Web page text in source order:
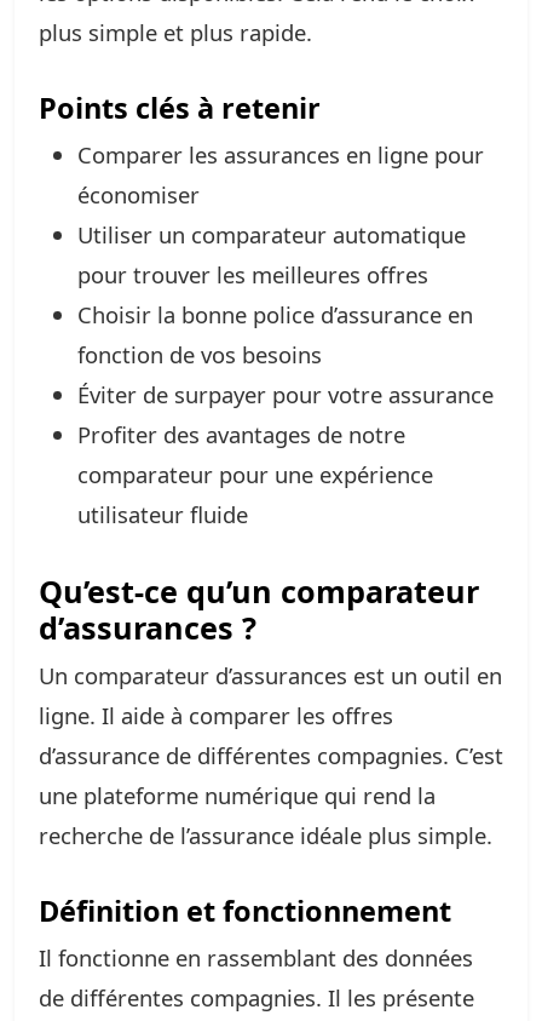
plus simple et plus rapide.
Points clés à retenir
Comparer les assurances en ligne pour
économiser
Utiliser un comparateur automatique
pour trouver les meilleures offres
Choisir la bonne police d’assurance en
fonction de vos besoins
Éviter de surpayer pour votre assurance
Profiter des avantages de notre
comparateur pour une expérience
utilisateur fluide
Qu’est-ce qu’un comparateur
d’assurances ?
Un comparateur d’assurances est un outil en
ligne. Il aide à comparer les offres
d’assurance de différentes compagnies. C’est
une plateforme numérique qui rend la
recherche de l’assurance idéale plus simple.
Définition et fonctionnement
Il fonctionne en rassemblant des données
de différentes compagnies. Il les présente